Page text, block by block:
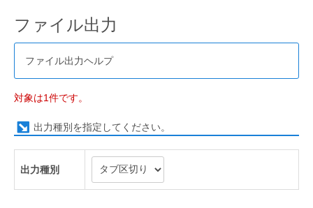
ファイル出力
ファイル出力ヘルプ
対象は1件です。
出力種別を指定してください。
出力種別